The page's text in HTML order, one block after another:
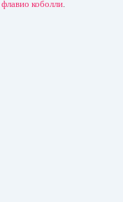
флавио коболли.